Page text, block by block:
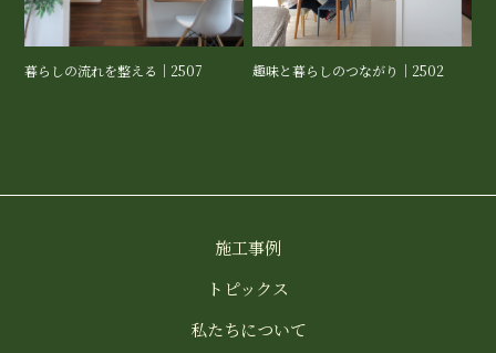
暮らしの流れを整える｜2507 趣味と暮らしのつながり｜2502
施工事例
トピックス
私たちについて